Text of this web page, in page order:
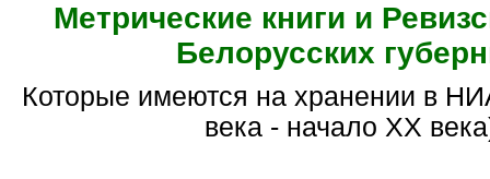
Метрические книги и
Белорусских
Которые имеются на хранении в НИАБ (конец XVIII
века - начало XX